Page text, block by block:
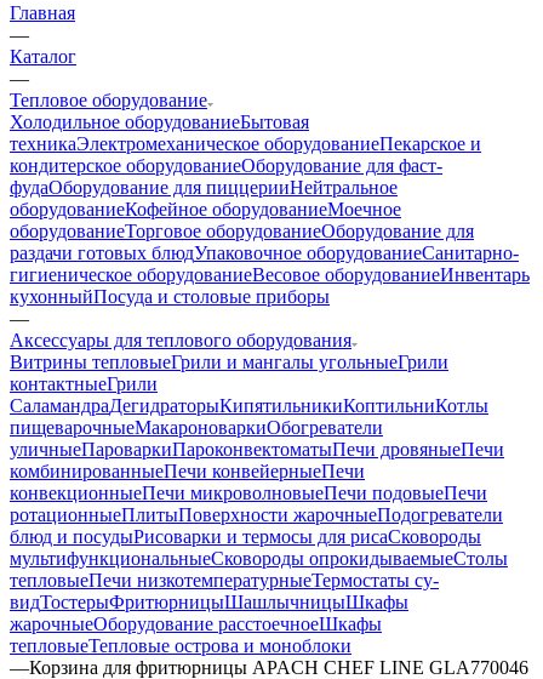
Главная
—
Каталог
—
Тепловое оборудование
Холодильное оборудованиеБытовая
техникаЭлектромеханическое оборудованиеПекарское и
кондитерское оборудованиеОборудование для фаст-
фудаОборудование для пиццерииНейтральное
оборудованиеКофейное оборудованиеМоечное
оборудованиеТорговое оборудованиеОборудование для
раздачи готовых блюдУпаковочное оборудованиеСанитарно-
гигиеническое оборудованиеВесовое оборудованиеИнвентарь
кухонныйПосуда и столовые приборы
—
Аксессуары для теплового оборудования
Витрины тепловыеГрили и мангалы угольныеГрили
контактныеГрили
СаламандраДегидраторыКипятильникиКоптильниКотлы
пищеварочныеМакароноваркиОбогреватели
уличныеПароваркиПароконвектоматыПечи дровяныеПечи
комбинированныеПечи конвейерныеПечи
конвекционныеПечи микроволновыеПечи подовыеПечи
ротационныеПлитыПоверхности жарочныеПодогреватели
блюд и посудыРисоварки и термосы для рисаСковороды
мультифункциональныеСковороды опрокидываемыеСтолы
тепловыеПечи низкотемпературныеТермостаты су-
видТостерыФритюрницыШашлычницыШкафы
жарочныеОборудование расстоечноеШкафы
тепловыеТепловые острова и моноблоки
—Корзина для фритюрницы APACH CHEF LINE GLA770046